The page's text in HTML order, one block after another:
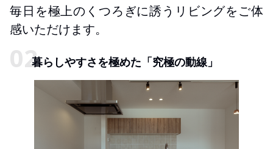
毎日を極上のくつろぎに誘うリビングをご体
感いただけます。
暮らしやすさを極めた「究極の動線」